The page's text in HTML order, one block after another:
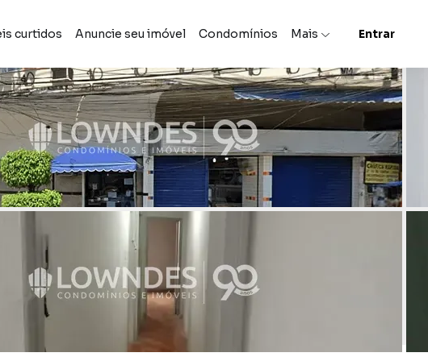
curtidos Anuncie seu imóvel Condomínios Mais Entrar